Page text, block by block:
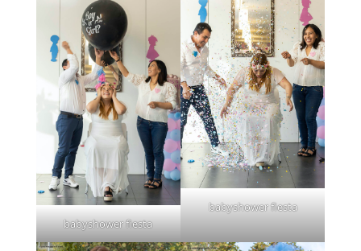
babyshower fiesta
babyshower fiesta